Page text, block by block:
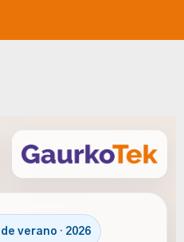
verano · 2026